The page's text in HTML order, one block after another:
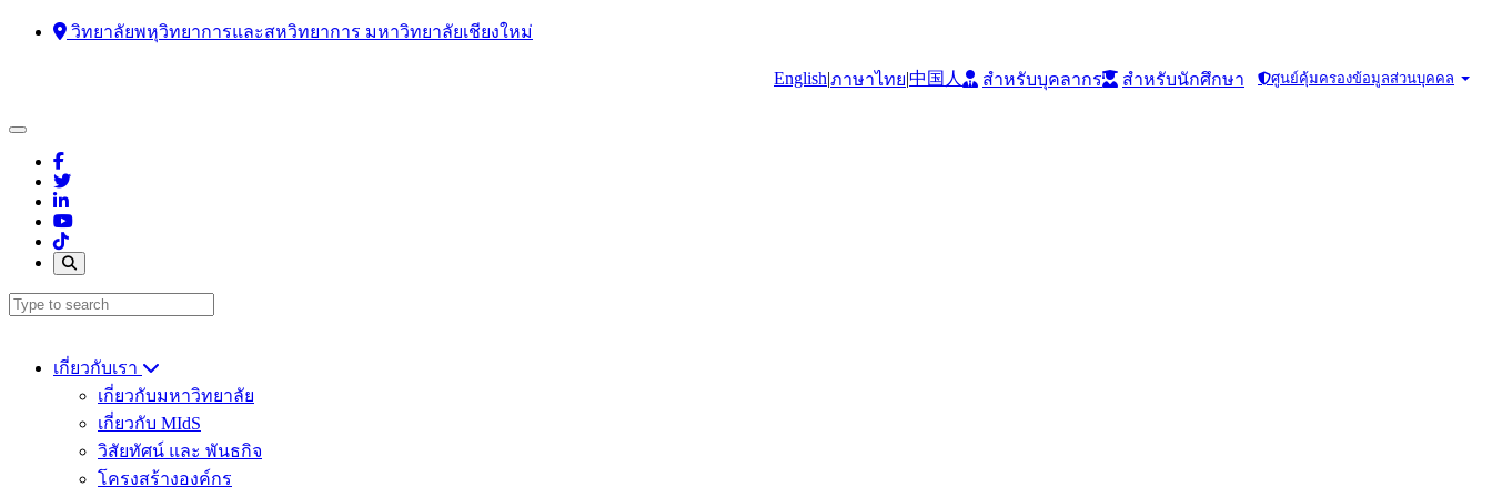
วิทยาลัยพหุวิทยาการและสหวิทยาการ มหาวิทยาลัยเชียงใหม่
English|ภาษาไทย|中国人 สำหรับบุคลากร สำหรับนักศึกษา ศูนย์คุ้มครองข้อมูลส่วนบุคคล
เกี่ยวกับเรา
เกี่ยวกับมหาวิทยาลัย
เกี่ยวกับ MIdS
วิสัยทัศน์ และ พันธกิจ
โครงสร้างองค์กร